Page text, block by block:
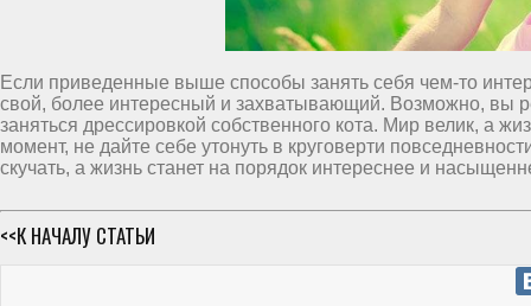
Если приведенные выше способы занять себя чем-то
свой, более интересный и захватывающий. Возможно, вы
заняться дрессировкой собственного кота. Мир велик, а
момент, не дайте себе утонуть в круговерти
скучать, а жизнь станет на порядок интереснее и
<<К НАЧАЛУ СТАТЬИ